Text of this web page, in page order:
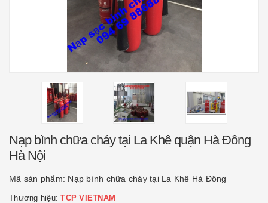
Nạp bình chữa cháy tại La Khê quận Hà Đông
Hà Nội
Mã sản phẩm: Nạp bình chữa cháy tại La Khê Hà Đông
Thương hiệu:TCP VIETNAM